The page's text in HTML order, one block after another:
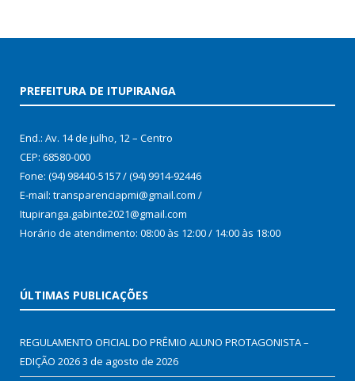
PREFEITURA DE ITUPIRANGA
End.: Av. 14 de julho, 12 – Centro
CEP: 68580-000
Fone: (94) 98440-5157 / (94) 9914-92446
E-mail: transparenciapmi@gmail.com /
Itupiranga.gabinte2021@gmail.com
Horário de atendimento: 08:00 às 12:00 / 14:00 às 18:00
ÚLTIMAS PUBLICAÇÕES
REGULAMENTO OFICIAL DO PRÊMIO ALUNO PROTAGONISTA –
EDIÇÃO 20263 de agosto de 2026